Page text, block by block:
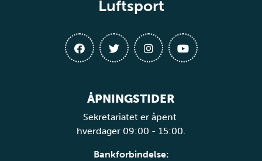
Luftsport
ÅPNINGSTIDER
Sekretariatet er åpent
hverdager 09:00 - 15:00.
Bankforbindelse: